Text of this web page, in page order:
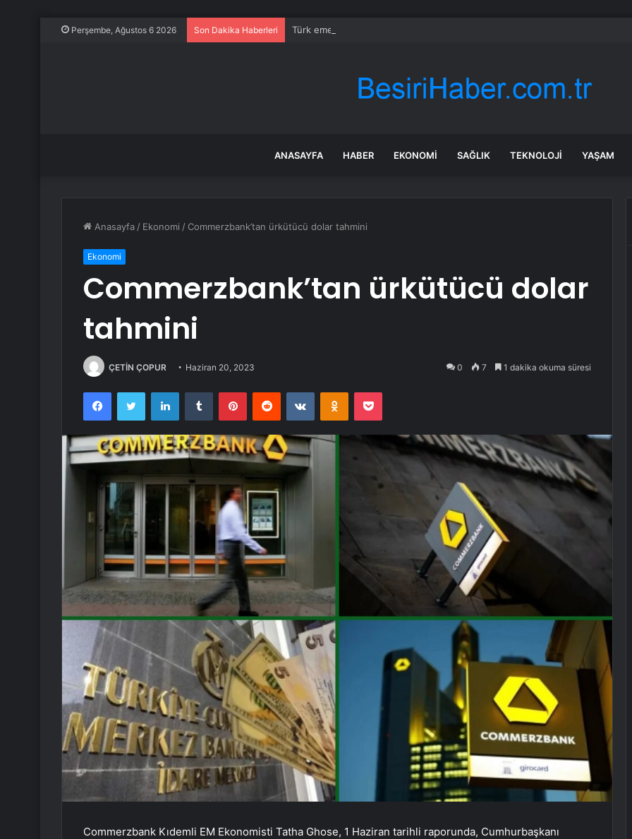
Perşembe, Ağustos 6 2026 Son Dakika Haberleri Türk emeklisi çalışırken ölüyor
ANASAYFA HABER EKONOMI SAĞLIK TEKNOLOJI YAŞAM
Anasayfa / Ekonomi / Commerzbank’tan ürkütücü dolar tahmini
Ekonomi
Commerzbank’tan ürkütücü dolar
tahmini
ÇETİN ÇOPUR Haziran 20, 2023 0 7 1 dakika okuma süresi
FacebookTwitter LinkedInTumblr PinterestReddit VKontakteOdnoklassniki
Pocket
Commerzbank Kıdemli EM Ekonomisti Tatha Ghose, 1 Haziran tarihli raporunda, Cumhurbaşkanı